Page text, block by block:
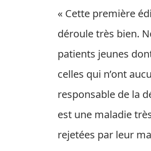
« Cette première
déroule très bien.
patients jeunes
celles qui n’ont
responsable de la
est une maladie
rejetées par leur